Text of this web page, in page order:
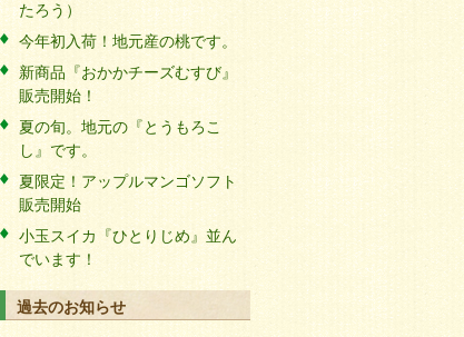
たろう）
今年初入荷！地元産の桃です。
新商品『おかかチーズむすび』
販売開始！
夏の旬。地元の『とうもろこ
し』です。
夏限定！アップルマンゴソフト
販売開始
小玉スイカ『ひとりじめ』並ん
でいます！
過去のお知らせ